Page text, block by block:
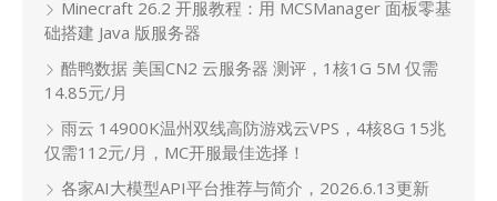
Minecraft 26.2 开服教程：用 MCSManager 面板零基
础搭建 Java 版服务器
酷鸭数据 美国CN2 云服务器 测评，1核1G 5M 仅需
14.85元/月
雨云 14900K温州双线高防游戏云VPS，4核8G 15兆
仅需112元/月，MC开服最佳选择！
各家AI大模型API平台推荐与简介，2026.6.13更新